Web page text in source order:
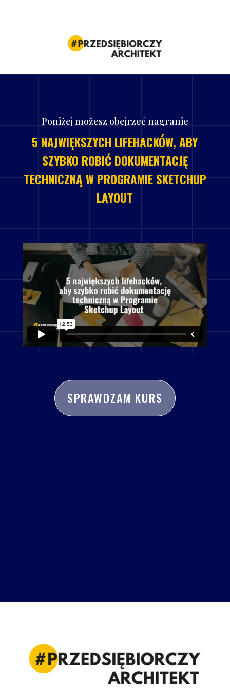
Poniżej możesz obejrzeć nagranie
5 NAJWIĘKSZYCH LIFEHACKÓW, ABY
SZYBKO ROBIĆ DOKUMENTACJĘ
TECHNICZNĄ W PROGRAMIE SKETCHUP
LAYOUT
SPRAWDZAM KURS